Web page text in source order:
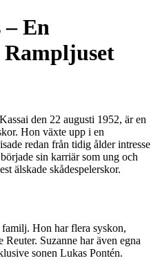
– En
Rampljuset
den 22 augusti 1952, är en
Hon växte upp i en
redan från tidig ålder intresse
sin karriär som ung och
älskade skådespelerskor.
familj. Hon har flera syskon,
Suzanne har även egna
sonen Lukas Pontén.